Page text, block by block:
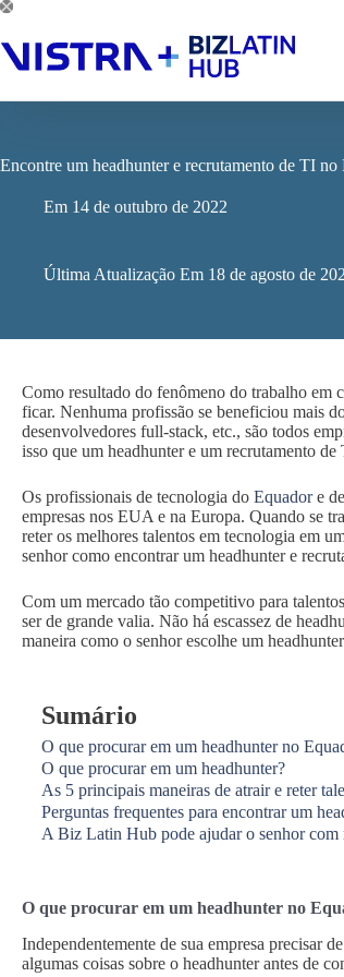
Pular
o
conteúdo
Encontre um headhunter e recrutamento de TI no
Em 14 de outubro de 2022
Última Atualização Em 18 de agosto de
Como resultado do fenômeno do trabalho em
ficar. Nenhuma profissão se beneficiou mais
desenvolvedores full-stack, etc., são todos
isso que um headhunter e um recrutamento
Os profissionais de tecnologia do Equadore
empresas nos EUA e na Europa. Quando se
reter os melhores talentos em tecnologia em
senhor como encontrar um headhunter e
Com um mercado tão competitivo para
ser de grande valia. Não há escassez de
maneira como o senhor escolhe um
Sumário
O que procurar em um headhunter no
O que procurar em um headhunter?
As 5 principais maneiras de atrair e reter
Perguntas frequentes para encontrar um
A Biz Latin Hub pode ajudar o senhor
O que procurar em um headhunter no
Independentemente de sua empresa precisar
algumas coisas sobre o headhunter antes de